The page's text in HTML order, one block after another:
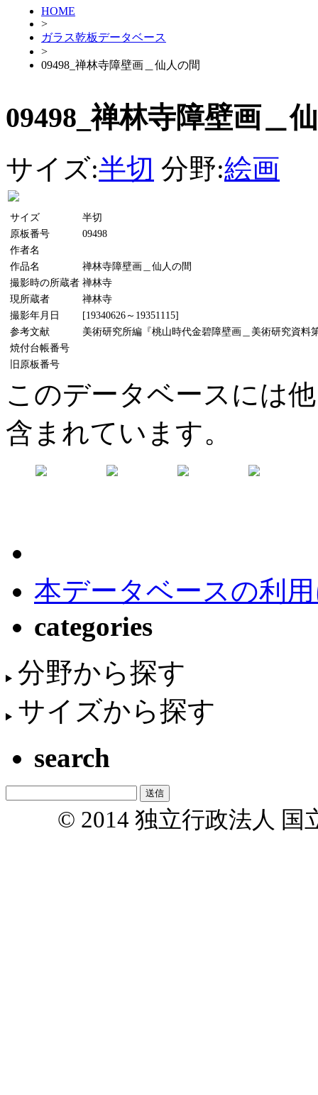
HOME
>
ガラス乾板データベース
>
09498_禅林寺障壁画＿仙人の間
09498_禅林寺障壁画＿
サイズ:半切 分野:絵画
サイズ
半切
原板番号
09498
作者名
作品名
禅林寺障壁画＿仙人の間
撮影時の所蔵者 禅林寺
現所蔵者
禅林寺
撮影年月日
[19340626～19351115]
参考文献
美術研究所編『桃山時代金碧障壁画＿美術研究資料
焼付台帳番号
旧原板番号
このデータベースには
含まれています。
本データベースの利
categories
分野から探す
サイズから探す
search
© 2014 独立行政法人 国